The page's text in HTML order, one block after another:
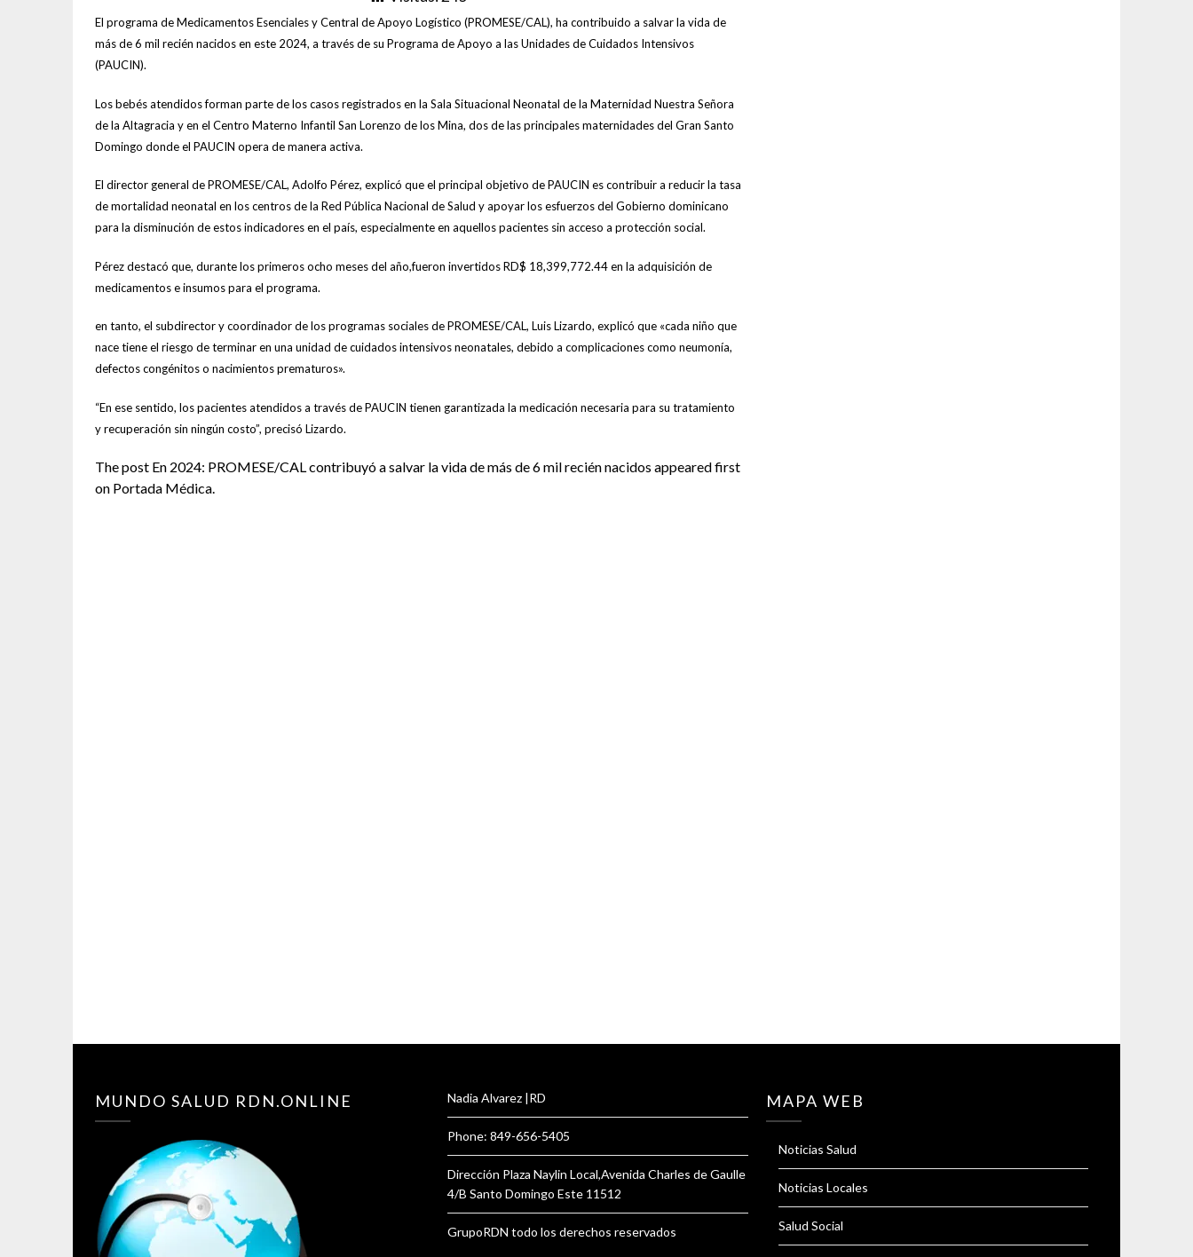
El programa de Medicamentos Esenciales y Central de Apoyo Logístico (PROMESE/CAL), ha contribuido a salvar la vida de
más de 6 mil recién nacidos en este 2024, a través de su Programa de Apoyo a las Unidades de Cuidados Intensivos
(PAUCIN).
Los bebés atendidos forman parte de los casos registrados en la Sala Situacional Neonatal de la Maternidad Nuestra Señora
de la Altagracia y en el Centro Materno Infantil San Lorenzo de los Mina, dos de las principales maternidades del Gran Santo
Domingo donde el PAUCIN opera de manera activa.
El director general de PROMESE/CAL, Adolfo Pérez, explicó que el principal objetivo de PAUCIN es contribuir a reducir la tasa
de mortalidad neonatal en los centros de la Red Pública Nacional de Salud y apoyar los esfuerzos del Gobierno dominicano
para la disminución de estos indicadores en el país, especialmente en aquellos pacientes sin acceso a protección social.
Pérez destacó que, durante los primeros ocho meses del año,fueron invertidos RD$ 18,399,772.44 en la adquisición de
medicamentos e insumos para el programa.
en tanto, el subdirector y coordinador de los programas sociales de PROMESE/CAL, Luis Lizardo, explicó que «cada niño que
nace tiene el riesgo de terminar en una unidad de cuidados intensivos neonatales, debido a complicaciones como neumonía,
defectos congénitos o nacimientos prematuros».
“En ese sentido, los pacientes atendidos a través de PAUCIN tienen garantizada la medicación necesaria para su tratamiento
y recuperación sin ningún costo”, precisó Lizardo.
The post En 2024: PROMESE/CAL contribuyó a salvar la vida de más de 6 mil recién nacidos appeared first
on Portada Médica.
MUNDO SALUD RDN.ONLINE Nadia Alvarez |RD
Phone: 849-656-5405
Dirección Plaza Naylin Local,Avenida Charles de Gaulle
4/B Santo Domingo Este 11512
GrupoRDN todo los derechos reservados
MAPA WEB
Noticias Salud
Noticias Locales
Salud Social